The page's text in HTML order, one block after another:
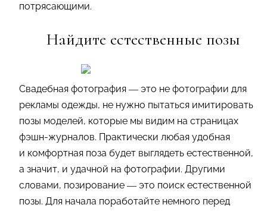
потрясающими.
Найдите естественные позы
Свадебная фотография — это не фотографии для
рек­ламы одежды, не нужно пытаться имитировать
позы моделей, которые мы видим на страницах
фэшн-журналов. Практически любая удобная
и комфортная поза будет выглядеть естественной,
а значит, и удачной на фотографии. Другими
словами, позирование — это поиск естественной
позы. Для начала поработайте немного перед